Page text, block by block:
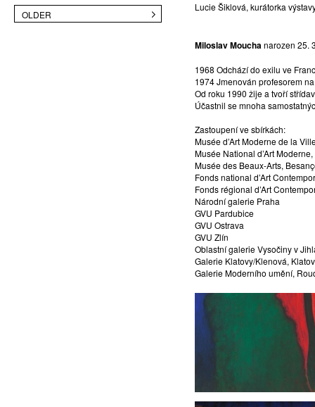
OLDER
Lucie Šiklová, kurátorka
Miloslav Mouchanarozen 25.
1968 Odchází do exilu ve
1974 Jmenován profesorem
Od roku 1990 žije a tvoří
Účastnil se mnoha
Zastoupení ve sbírkách:
Musée d’Art Moderne de la
Musée National d’Art
Musée des Beaux-Arts,
Fonds national d’Art
Fonds régional d’Art
Národní galerie Praha
GVU Pardubice
GVU Ostrava
GVU Zlín
Oblastní galerie Vysočiny v
Galerie Klatovy/Klenová,
Galerie Moderního umění,